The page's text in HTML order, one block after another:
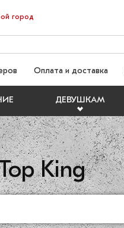
город
ДЕВУШКАМ
Оплата и доставка
King